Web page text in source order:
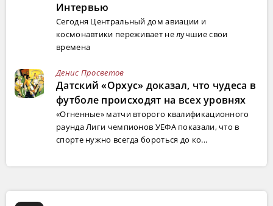
Интервью
Сегодня Центральный дом авиации и
космонавтики переживает не лучшие свои
времена
Денис Просветов
Датский «Орхус» доказал, что чудеса в
футболе происходят на всех уровнях
«Огненные» матчи второго квалификационного
раунда Лиги чемпионов УЕФА показали, что в
спорте нужно всегда бороться до ко...